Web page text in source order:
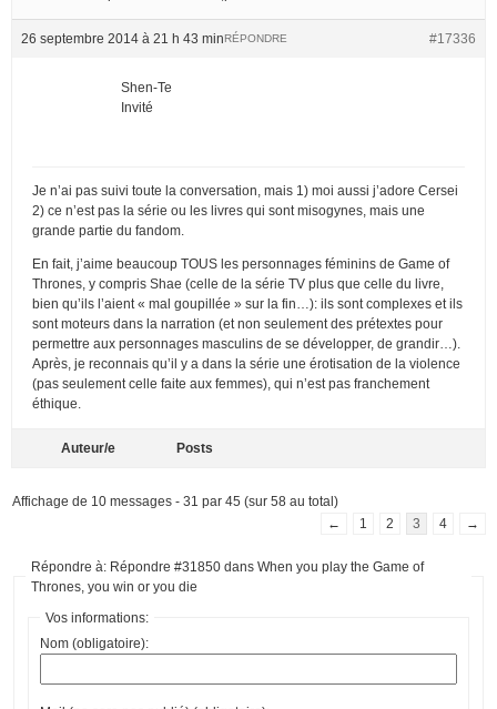
26 septembre 2014 à 21 h 43 min #17336
RÉPONDRE
Shen-Te
Invité
Je n’ai pas suivi toute la conversation, mais 1) moi aussi j’adore Cersei
2) ce n’est pas la série ou les livres qui sont misogynes, mais une
grande partie du fandom.
En fait, j’aime beaucoup TOUS les personnages féminins de Game of
Thrones, y compris Shae (celle de la série TV plus que celle du livre,
bien qu’ils l’aient « mal goupillée » sur la fin…): ils sont complexes et ils
sont moteurs dans la narration (et non seulement des prétextes pour
permettre aux personnages masculins de se développer, de grandir…).
Après, je reconnais qu’il y a dans la série une érotisation de la violence
(pas seulement celle faite aux femmes), qui n’est pas franchement
éthique.
Auteur/e Posts
Affichage de 10 messages - 31 par 45 (sur 58 au total)
←
1 2 3 4 →
Répondre à: Répondre #31850 dans When you play the Game of
Thrones, you win or you die
Vos informations:
Nom (obligatoire):